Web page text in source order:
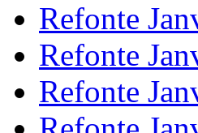
Refonte
Refonte
Refonte